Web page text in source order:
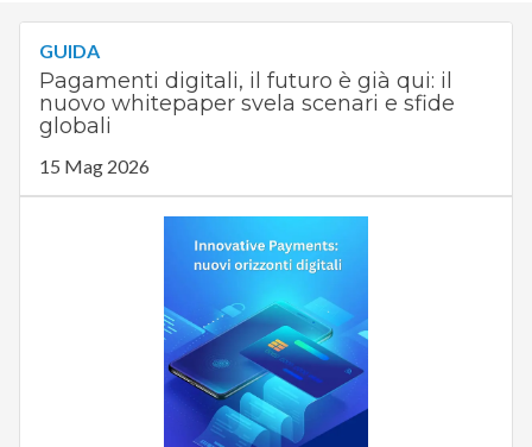
GUIDA
Pagamenti digitali, il futuro è già qui: il
nuovo whitepaper svela scenari e sfide
globali
15 Mag 2026